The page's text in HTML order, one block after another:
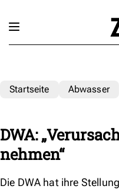
Startseite Abwasser
DWA:
nehmen“
Die DWA hat ihre